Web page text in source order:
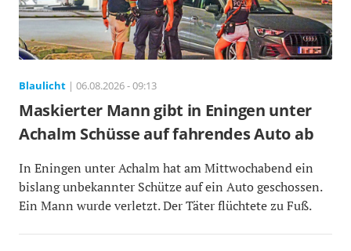
Blaulicht | 06.08.2026 - 09:13
Maskierter Mann gibt in Eningen unter
Achalm Schüsse auf fahrendes Auto ab
In Eningen unter Achalm hat am Mittwochabend ein
bislang unbekannter Schütze auf ein Auto geschossen.
Ein Mann wurde verletzt. Der Täter flüchtete zu Fuß.